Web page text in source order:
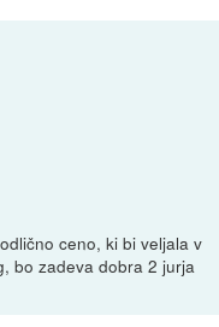
ceno, ki bi veljala v
bo zadeva dobra 2 jurja